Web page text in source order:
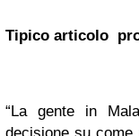
Tipico articolo
“La gente in